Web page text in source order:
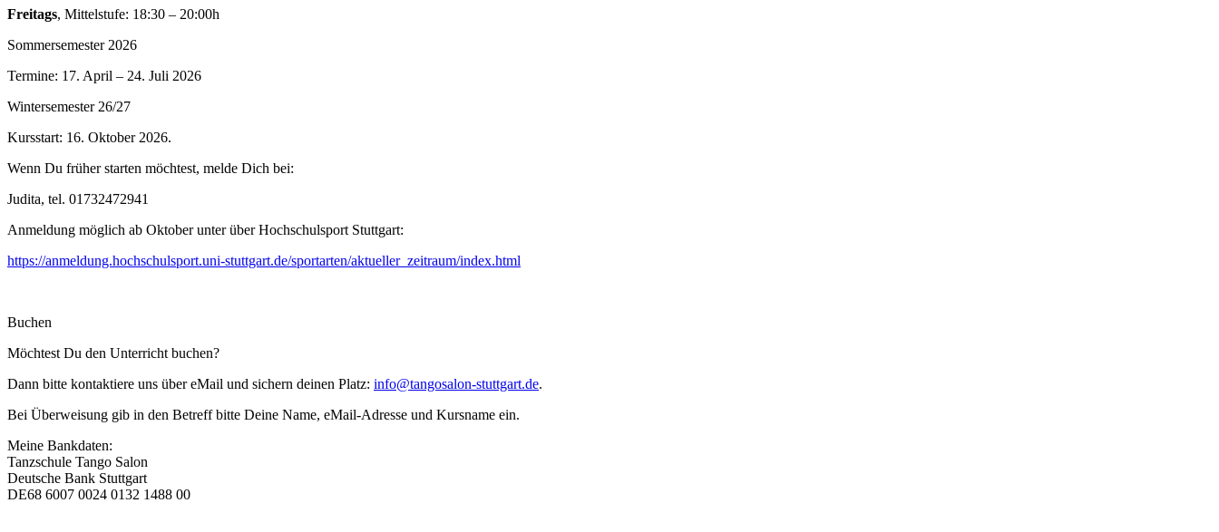
Freitags, Mittelstufe: 18:30 – 20:00h
Sommersemester 2026
Termine: 17. April – 24. Juli 2026
Wintersemester 26/27
Kursstart: 16. Oktober 2026.
Wenn Du früher starten möchtest, melde Dich bei:
Judita, tel. 01732472941
Anmeldung möglich ab Oktober unter über Hochschulsport Stuttgart:
https://anmeldung.hochschulsport.uni-stuttgart.de/sportarten/aktueller_zeitraum/index.html
Buchen
Möchtest Du den Unterricht buchen?
Dann bitte kontaktiere uns über eMail und sichern deinen Platz: info@tangosalon-stuttgart.de.
Bei Überweisung gib in den Betreff bitte Deine Name, eMail-Adresse und Kursname ein.
Meine Bankdaten:
Tanzschule Tango Salon
Deutsche Bank Stuttgart
DE68 6007 0024 0132 1488 00